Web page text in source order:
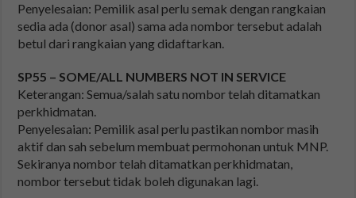
Penyelesaian: Pemilik asal perlu semak dengan rangkaian
sedia ada (donor asal) sama ada nombor tersebut adalah
betul dari rangkaian yang didaftarkan.
SP55 – SOME/ALL NUMBERS NOT IN SERVICE
Keterangan: Semua/salah satu nombor telah ditamatkan
perkhidmatan.
Penyelesaian: Pemilik asal perlu pastikan nombor masih
aktif dan sah sebelum membuat permohonan untuk MNP.
Sekiranya nombor telah ditamatkan perkhidmatan,
nombor tersebut tidak boleh digunakan lagi.